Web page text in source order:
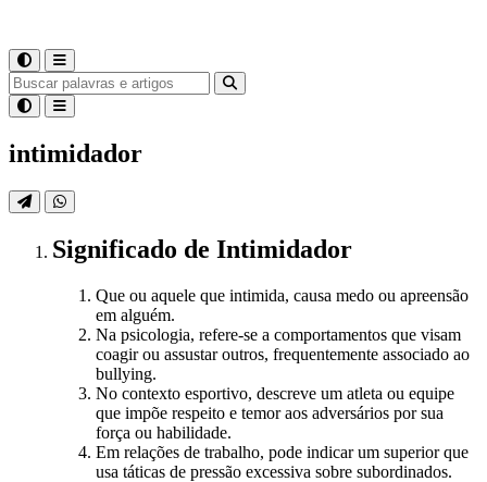
intimidador
Significado de Intimidador
Que ou aquele que intimida, causa medo ou apreensão
em alguém.
Na psicologia, refere-se a comportamentos que visam
coagir ou assustar outros, frequentemente associado ao
bullying.
No contexto esportivo, descreve um atleta ou equipe
que impõe respeito e temor aos adversários por sua
força ou habilidade.
Em relações de trabalho, pode indicar um superior que
usa táticas de pressão excessiva sobre subordinados.